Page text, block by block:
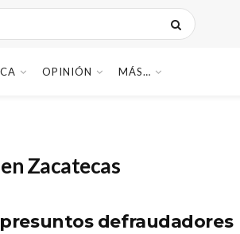
OPINIÓN MÁS…
Zacatecas
defraudadores